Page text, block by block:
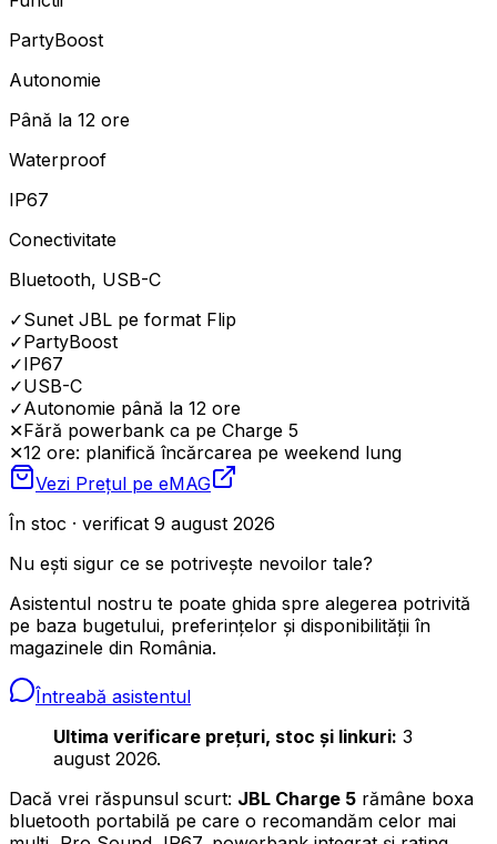
PartyBoost
Autonomie
Până la 12 ore
Waterproof
IP67
Conectivitate
Bluetooth, USB-C
✓Sunet JBL pe format Flip
✓PartyBoost
✓IP67
✓USB-C
✓Autonomie până la 12 ore
✕Fără powerbank ca pe Charge 5
✕12 ore: planifică încărcarea pe weekend lung
Vezi Prețul pe eMAG
În stoc · verificat 9 august 2026
Nu ești sigur ce se potrivește nevoilor tale?
Asistentul nostru te poate ghida spre alegerea potrivită
pe baza bugetului, preferințelor și disponibilității în
magazinele din România.
Întreabă asistentul
Ultima verificare prețuri, stoc și linkuri: 3
august 2026.
Dacă vrei răspunsul scurt: JBL Charge 5 rămâne boxa
bluetooth portabilă pe care o recomandăm celor mai